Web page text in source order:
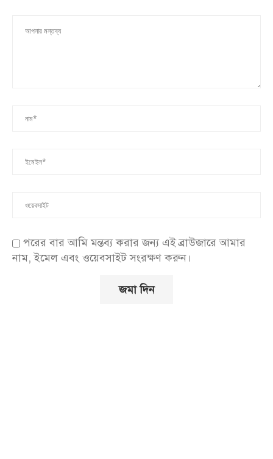
পরের বার আমি মন্তব্য করার জন্য এই ব্রাউজারে আমার
নাম, ইমেল এবং ওয়েবসাইট সংরক্ষণ করুন।